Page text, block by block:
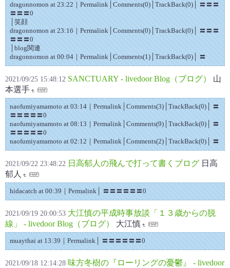
dragonnomon at 23:22｜Permalink│Comments(0)│TrackBack(0)│ 〓〓〓
〓〓〓0
│笑顔
dragonnomon at 23:16｜Permalink│Comments(0)│TrackBack(0)│ 〓〓〓
〓〓〓0
│blog関連
dragonnomon at 00:04｜Permalink│Comments(1)│TrackBack(0)│ 〓
2021/09/25 15:48:12 SANCTUARY - livedoor Blog（ブログ）
山
本選手
naofumiyamamoto at 03:14｜Permalink│Comments(3)│TrackBack(0)│ 〓
〓〓〓〓〓0
naofumiyamamoto at 08:13｜Permalink│Comments(9)│TrackBack(0)│ 〓
〓〓〓〓〓0
naofumiyamamoto at 02:12｜Permalink│Comments(2)│TrackBack(0)│ 〓
2021/09/22 23:48:22 日高郁人の飛んで打って書くブログ 日高
郁人
hidacatch at 00:39｜Permalink│ 〓〓〓〓〓〓0
2021/09/19 20:00:53 大江慎の平成時事放談「１３歳からの脱
線」 - livedoor Blog（ブログ）
大江慎
muaythai at 13:39｜Permalink│ 〓〓〓〓〓〓0
2021/09/18 12:14:28 味方冬樹の『ローリングの憂鬱』 - livedoor